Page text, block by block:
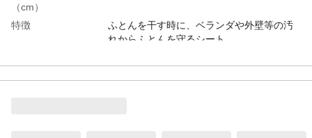
（cm）
特徴
ふとんを干す時に、ベランダや外壁等の汚
れからふとんを守るシート。